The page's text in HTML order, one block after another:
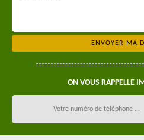
ON VOUS RAPPELLE